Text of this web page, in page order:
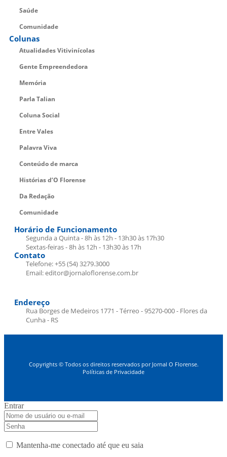
Saúde
Comunidade
Colunas
Atualidades Vitivinícolas
Gente Empreendedora
Memória
Parla Talian
Coluna Social
Entre Vales
Palavra Viva
Conteúdo de marca
Histórias d’O Florense
Da Redação
Comunidade
Horário de Funcionamento
Segunda a Quinta - 8h às 12h - 13h30 às 17h30
Sextas-feiras - 8h às 12h - 13h30 às 17h
Contato
Telefone: +55 (54) 3279.3000
Email: editor@jornaloflorense.com.br
Endereço
Rua Borges de Medeiros 1771 - Térreo - 95270-000 - Flores da
Cunha - RS
Copyrights © Todos os direitos reservados por Jornal O Florense.
Políticas de Privacidade
Entrar
Mantenha-me conectado até que eu saia